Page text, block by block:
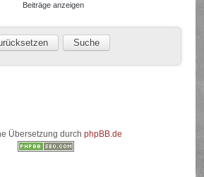
Beiträge anzeigen
Übersetzung durch phpBB.de